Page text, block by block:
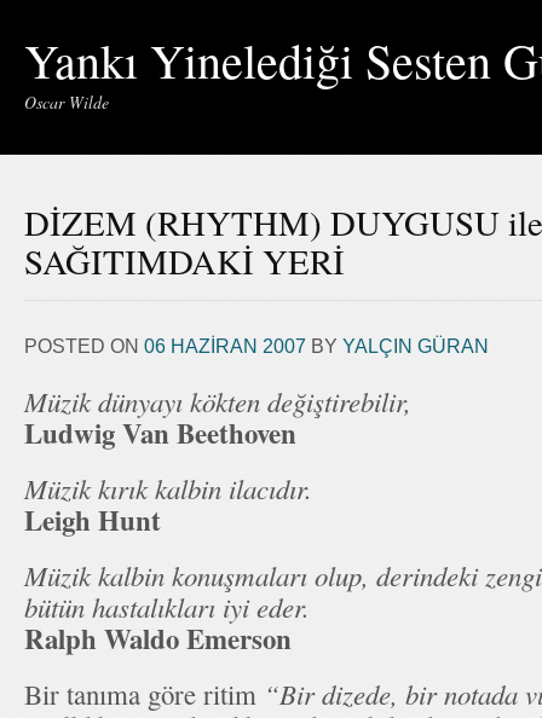
Yankı Yinelediği Sesten
Oscar Wilde
DİZEM (RHYTHM) DUYGUSU
SAĞITIMDAKİ YERİ
POSTED ON 06 HAZIRAN 2007 BY YALÇIN GÜRAN
Müzik dünyayı kökten değiştirebilir,
Ludwig Van Beethoven
Müzik kırık kalbin ilacıdır.
Leigh Hunt
Müzik kalbin konuşmaları olup, derindeki
bütün hastalıkları iyi eder.
Ralph Waldo Emerson
Bir tanıma göre ritim “Bir dizede, bir notada